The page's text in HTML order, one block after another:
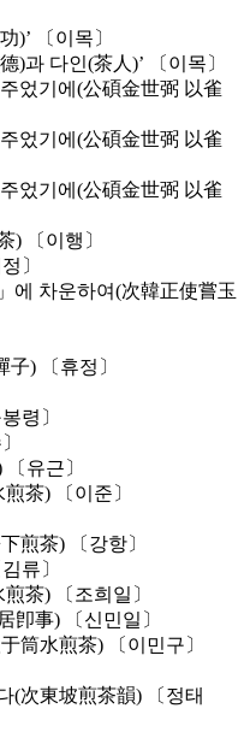
)’ 〔이목〕
)과 다인(茶人)’ 〔이목〕
었기에(公碩金世弼 以雀
었기에(公碩金世弼 以雀
었기에(公碩金世弼 以雀
) 〔이행〕
〕
에 차운하여(次韓正使嘗玉
) 〔휴정〕
령〕
유근〕
茶) 〔이준〕
煎茶) 〔강항〕
류〕
茶) 〔조희일〕
卽事) 〔신민일〕
筒水煎茶) 〔이민구〕
(次東坡煎茶韻) 〔정태